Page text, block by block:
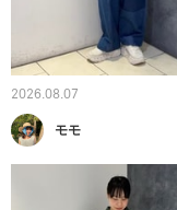
2026.08.07
モモ